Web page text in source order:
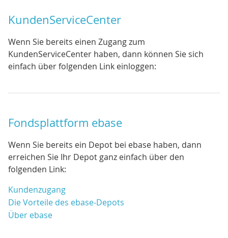
KundenServiceCenter
Wenn Sie bereits einen Zugang zum
KundenServiceCenter haben, dann können Sie sich
einfach über folgenden Link einloggen:
Fondsplattform ebase
Wenn Sie bereits ein Depot bei ebase haben, dann
erreichen Sie Ihr Depot ganz einfach über den
folgenden Link:
Kundenzugang
Die Vorteile des ebase-Depots
Über ebase